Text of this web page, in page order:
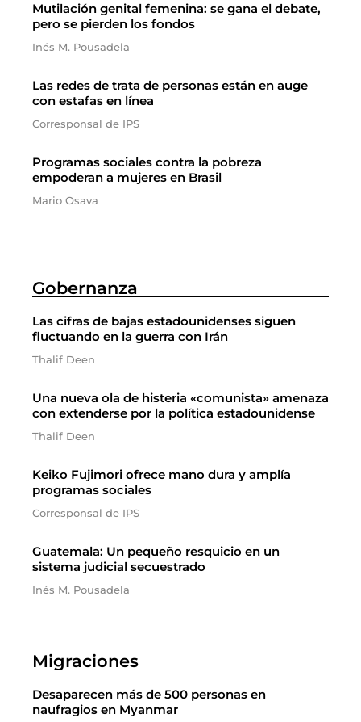
Mutilación genital femenina: se gana el debate,
pero se pierden los fondos
Inés M. Pousadela
Las redes de trata de personas están en auge
con estafas en línea
Corresponsal de IPS
Programas sociales contra la pobreza
empoderan a mujeres en Brasil
Mario Osava
Gobernanza
Las cifras de bajas estadounidenses siguen
fluctuando en la guerra con Irán
Thalif Deen
Una nueva ola de histeria «comunista» amenaza
con extenderse por la política estadounidense
Thalif Deen
Keiko Fujimori ofrece mano dura y amplía
programas sociales
Corresponsal de IPS
Guatemala: Un pequeño resquicio en un
sistema judicial secuestrado
Inés M. Pousadela
Migraciones
Desaparecen más de 500 personas en
naufragios en Myanmar